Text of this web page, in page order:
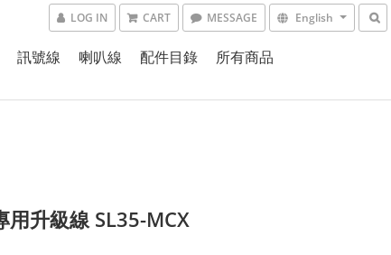
LOG IN CART MESSAGE English
訊號線 喇叭線 配件目錄 所有商品
用升級線 SL35-MCX